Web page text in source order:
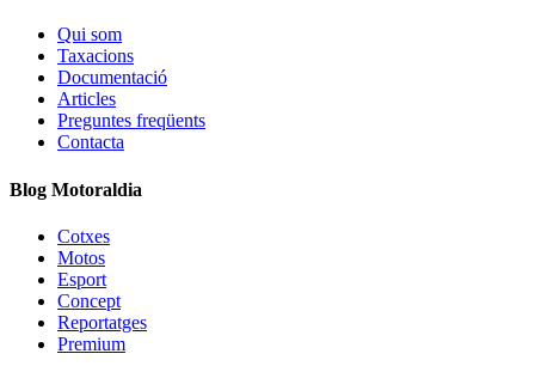
Qui som
Taxacions
Documentació
Articles
Preguntes freqüents
Contacta
Blog Motoraldia
Cotxes
Motos
Esport
Concept
Reportatges
Premium